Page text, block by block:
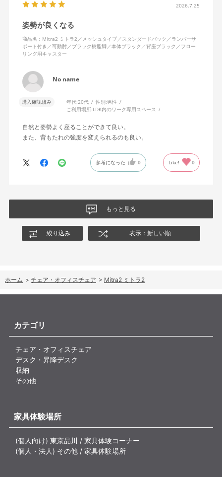
思います。良い商品に巡り会えてとても嬉しいです。
2026.7.25
姿勢が良くなる
商品名：Mitra2 ミトラ2／メッシュタイプ／スタンダードバック／ランバーサ
ポート付き／可動肘／ブラック樹脂脚／本体ブラック／背座ブラック／フロー
リング用キャスター
No name
購入確認済み 年代:20代 性別:男性
ご利用場所:LDK内のワーク専用スペース
自然と姿勢よく座ることができて良い。
また、背もたれの強度を変えられるのも良い。
参考になった 0 Like! 0
もっと見る
絞り込み 表示：新しい順
ホーム > チェア・オフィスチェア > Mitra2 ミトラ2
カテゴリ
チェア・オフィスチェア
デスク・昇降デスク
収納
その他
家具体験場所
(個人向け) 東京品川 / 家具体験コーナー
(個人・法人) その他 / 家具体験場所